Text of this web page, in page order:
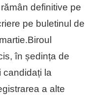
definitive pe
pe buletinul de
în ședința de
candidați la
a alte